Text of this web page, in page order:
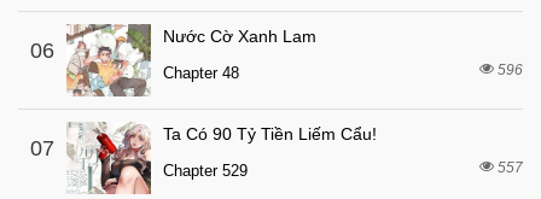
Chapter 12 4 tuần trước
Chapter 11
Chapter 10
Chapter 9 4 tuần trước
Chapter 8
06
Nước Cờ Xanh Lam
Chapter 48 596
07
Ta Có 90 Tỷ Tiền Liếm Cẩu!
Chapter 529 557